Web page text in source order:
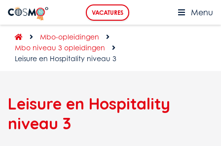
Menu
VACATURES
Mbo-opleidingen
Mbo niveau 3 opleidingen
Leisure en Hospitality niveau 3
Leisure en Hospitality
niveau 3